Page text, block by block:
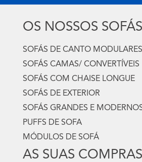
OS NOSSOS SOFÁS
SOFÁS DE CANTO MODULARES
SOFÁS CAMAS/ CONVERTÍVEIS
SOFÁS COM CHAISE LONGUE
SOFÁS DE EXTERIOR
SOFÁS GRANDES E
PUFFS DE SOFA
MÓDULOS DE SOFÁ
AS SUAS COMPRAS